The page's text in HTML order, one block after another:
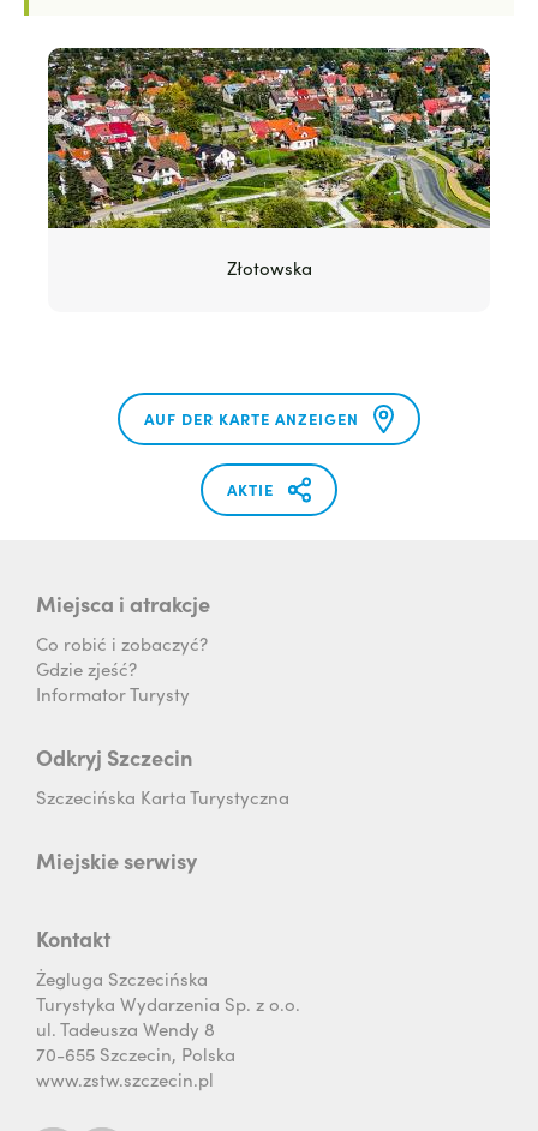
Złotowska
AUF DER KARTE ANZEIGEN
AKTIE
Miejsca i atrakcje
Co robić i zobaczyć?
Gdzie zjeść?
Informator Turysty
Odkryj Szczecin
Szczecińska Karta Turystyczna
Miejskie serwisy
Kontakt
Żegluga Szczecińska
Turystyka Wydarzenia Sp. z o.o.
ul. Tadeusza Wendy 8
70-655 Szczecin, Polska
www.zstw.szczecin.pl